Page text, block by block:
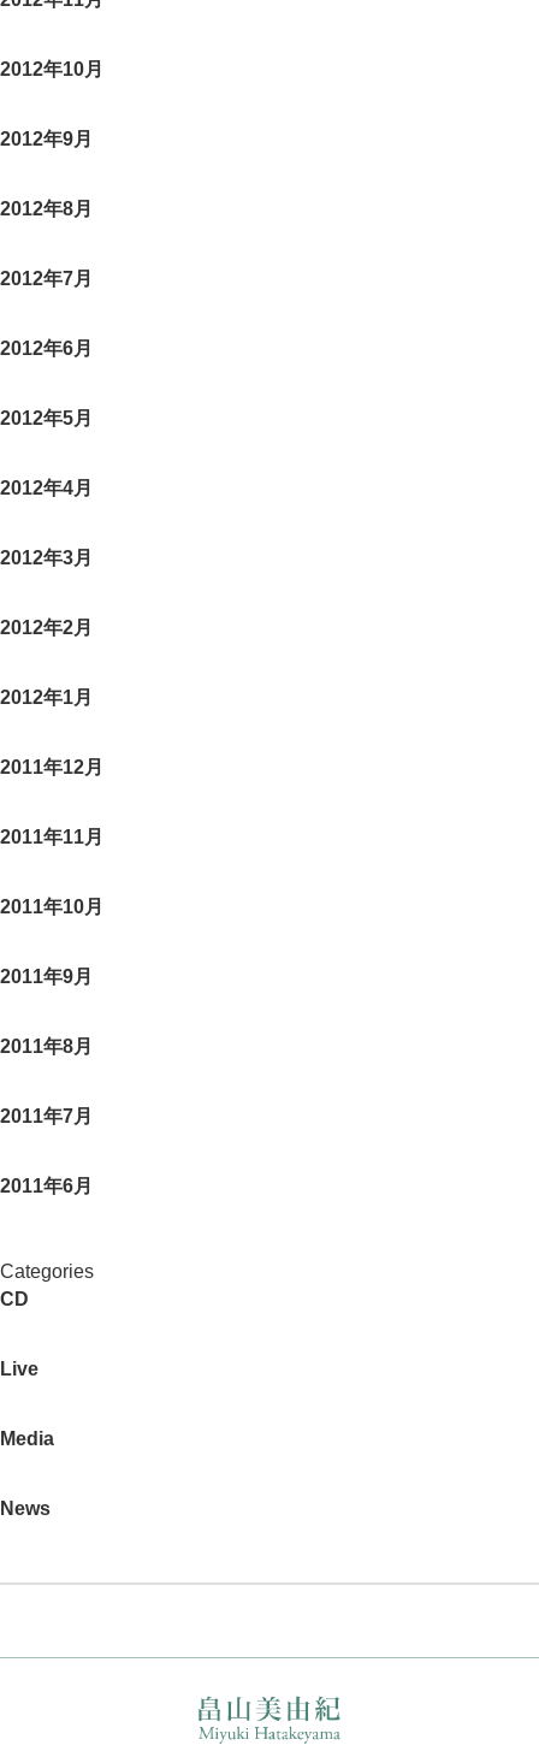
2012年10月
2012年9月
2012年8月
2012年7月
2012年6月
2012年5月
2012年4月
2012年3月
2012年2月
2012年1月
2011年12月
2011年11月
2011年10月
2011年9月
2011年8月
2011年7月
2011年6月
Categories
CD
Live
Media
News